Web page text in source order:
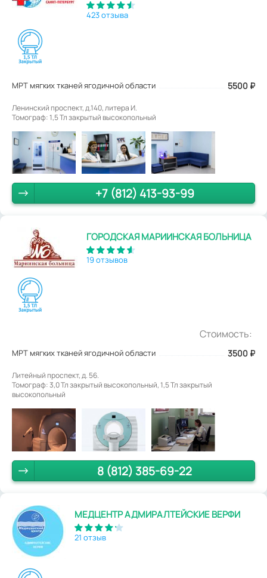
423 отзыва
МРТ мягких тканей ягодичной области 5500 ₽
Ленинский проспект, д.140, литера И.
Томограф: 1,5 Тл закрытый высокопольный
+7 (812) 413-93-99
ГОРОДСКАЯ МАРИИНСКАЯ БОЛЬНИЦА
19 отзывов
Стоимость:
МРТ мягких тканей ягодичной области 3500 ₽
Литейный проспект, д. 56.
Томограф: 3,0 Тл закрытый высокопольный, 1,5 Тл закрытый
высокопольный
8 (812) 385-69-22
МЕДЦЕНТР АДМИРАЛТЕЙСКИЕ ВЕРФИ
21 отзыв